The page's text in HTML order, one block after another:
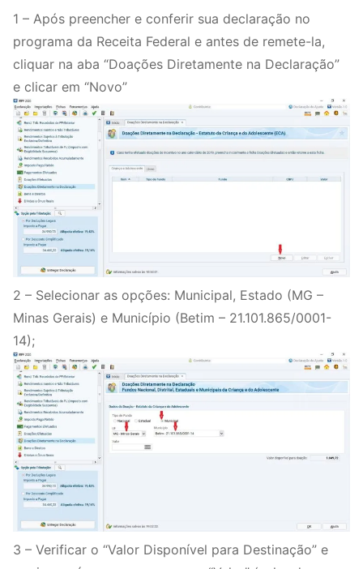
1 – Após preencher e conferir sua declaração no
programa da Receita Federal e antes de remete-la,
cliquar na aba “Doações Diretamente na Declaração”
e clicar em “Novo”
2 – Selecionar as opções: Municipal, Estado (MG –
Minas Gerais) e Município (Betim – 21.101.865/0001-
14);
3 – Verificar o “Valor Disponível para Destinação” e